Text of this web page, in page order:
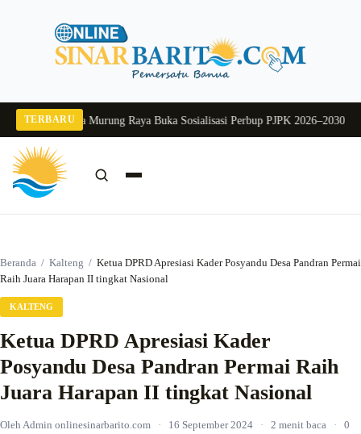
TERBARU
Pj Sekda Murung Raya Buka Sosialisasi Perbup PJPK 2026–2030Dukung
Beranda / Kalteng / Ketua DPRD Apresiasi Kader Posyandu Desa Pandran Permai
Raih Juara Harapan II tingkat Nasional
KALTENG
Ketua DPRD Apresiasi Kader
Posyandu Desa Pandran Permai Raih
Juara Harapan II tingkat Nasional
Oleh Admin onlinesinarbarito.com · 16 September 2024 · 2 menit baca ·
0